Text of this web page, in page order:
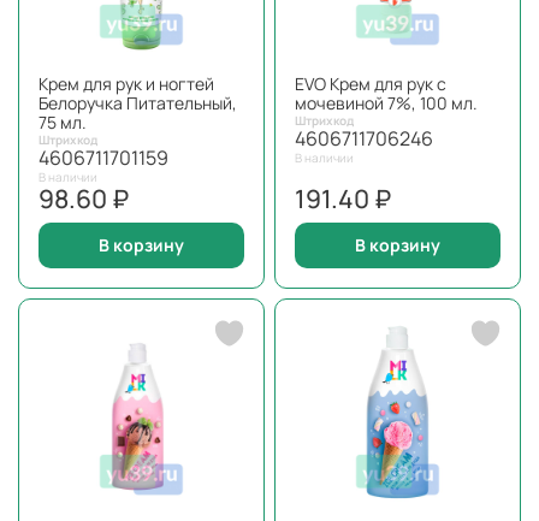
Крем для рук и ногтей
Белоручка Питательный,
75 мл.
Штрихкод
4606711701159
В наличии
98.60 ₽
В корзину
EVO Крем для рук с
мочевиной 7%, 100 мл.
Штрихкод
4606711706246
В наличии
191.40 ₽
В корзину